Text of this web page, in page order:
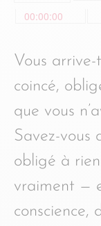
Vous
coincé,
que vous
Savez-vous
obligé à
vraiment —
conscience,